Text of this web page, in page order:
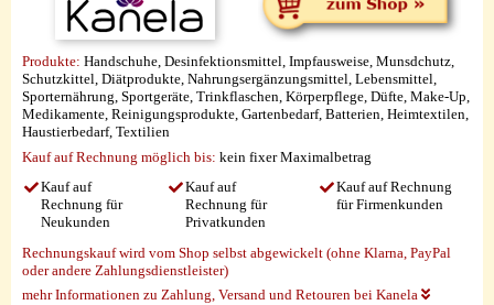
Produkte: Handschuhe, Desinfektionsmittel, Impfausweise, Munsdchutz,
Schutzkittel, Diätprodukte, Nahrungsergänzungsmittel, Lebensmittel,
Sporternährung, Sportgeräte, Trinkflaschen, Körperpflege, Düfte, Make-Up,
Medikamente, Reinigungsprodukte, Gartenbedarf, Batterien, Heimtextilen,
Haustierbedarf, Textilien
Kauf auf Rechnung möglich bis: kein fixer Maximalbetrag
Kauf auf
Rechnung für
Neukunden
Kauf auf
Rechnung für
Privatkunden
Kauf auf Rechnung
für Firmenkunden
Rechnungskauf wird vom Shop selbst abgewickelt (ohne Klarna, PayPal
oder andere Zahlungsdienstleister)
mehr Informationen zu Zahlung, Versand und Retouren bei Kanela